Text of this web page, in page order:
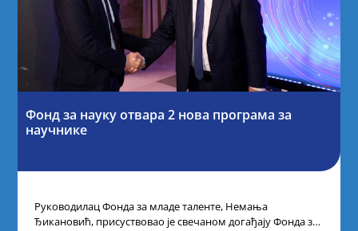
Фонд за науку отвара 2 нова програма за
научнике
Руководилац Фонда за младе таленте, Немања
Ђикановић, присуствовао је свечаном догађају Фонда за